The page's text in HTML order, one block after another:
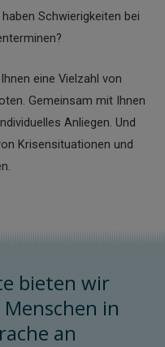
Schwierigkeiten bei
eine Vielzahl von
Gemeinsam mit Ihnen
Anliegen. Und
Krisensituationen und
bieten wir
in
an